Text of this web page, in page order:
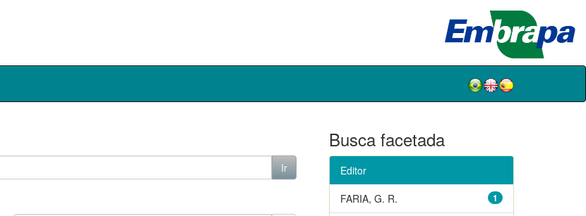
Busca facetada
Editor
1
FARIA, G. R.